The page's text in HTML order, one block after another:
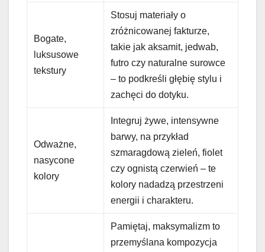
Bogate,
luksusowe
tekstury
Stosuj materiały o
zróżnicowanej fakturze,
takie jak aksamit, jedwab,
futro czy naturalne surowce
– to podkreśli głębię stylu i
zachęci do dotyku.
Odważne,
nasycone
kolory
Integruj żywe, intensywne
barwy, na przykład
szmaragdową zieleń, fiolet
czy ognistą czerwień – te
kolory nadadzą przestrzeni
energii i charakteru.
Pamiętaj, maksymalizm to
przemyślana kompozycja